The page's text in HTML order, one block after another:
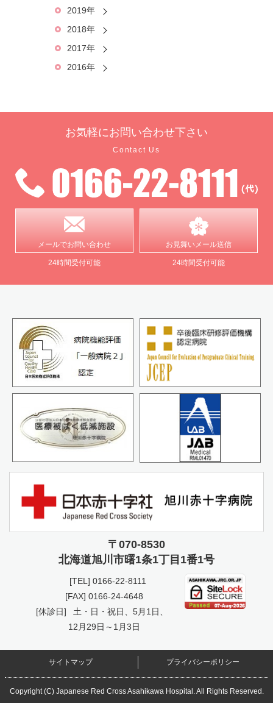
2019年
2018年
2017年
2016年
お気軽にお問い合わせ下さい
Contact Us
メールでお問い合わせ
24時間受付可能
お見舞い メール送信
24時間受付可能
〒070-8530
北海道旭川市曙1条1丁目1番1号
[TEL] 0166-22-8111
[FAX] 0166-24-4648
[休診日]
土・日・祝日、5月1日、
12月29日～1月3日
サイトマップ プライバシーポリシー
Copyright (C) Japanese Red Cross Asahikawa Hospital. All Rights Reserved.